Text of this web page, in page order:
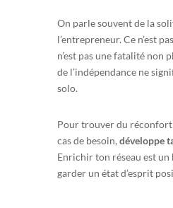
On parle souvent de la
l’entrepreneur. Ce n’est
n’est pas une fatalité non
de l’indépendance ne
solo.
Pour trouver du
cas de besoin, développe
Enrichir ton réseau est un
garder un état d’esprit